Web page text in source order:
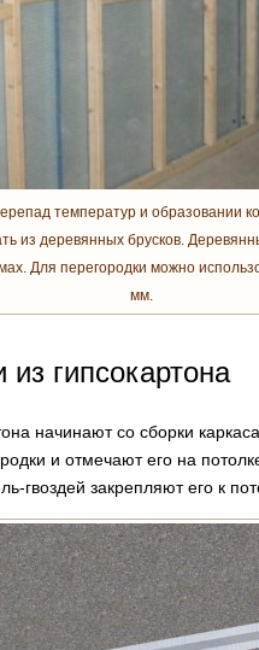
температур и образовании
из деревянных брусков.
Для перегородки можно
мм.
гипсокартона
начинают со сборки
и отмечают его на
закрепляют его к